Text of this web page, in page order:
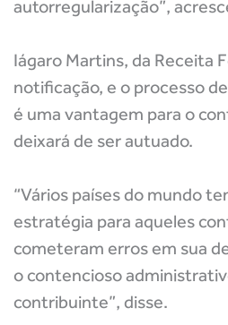
autorregularização”,
Iágaro Martins, da Receita
notificação, e o processo
é uma vantagem para o
deixará de ser autuado.
“Vários países do mundo
estratégia para aqueles
cometeram erros em sua
o contencioso
contribuinte”, disse.